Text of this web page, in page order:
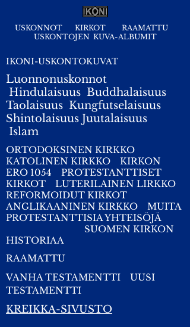
USKONNOT KIRKOT
RAAMATTU
USKONTOJEN KUVA-ALBUMIT
IKONI-USKONTOKUVAT
Luonnonuskonnot
Hindulaisuus Buddhalaisuus
Taolaisuus Kungfutselaisuus
Shintolaisuus Juutalaisuus
Islam
ORTODOKSINEN KIRKKO
KATOLINEN KIRKKO
KIRKON
ERO 1054
PROTESTANTTISET
KIRKOT
LUTERILAINEN LIRKKO
REFORMOIDUT KIRKOT
ANGLIKAANINEN KIRKKO
MUITA
PROTESTANTTISIA YHTEISÖJÄ
SUOMEN KIRKON
HISTORIAA
RAAMATTU
VANHA TESTAMENTTI
UUSI
TESTAMENTTI
KREIKKA-SIVUSTO